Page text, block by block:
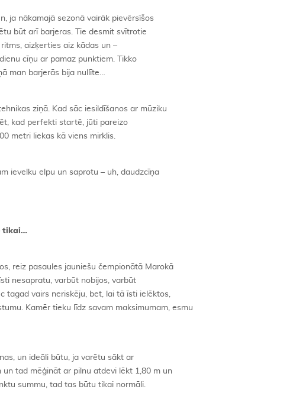
ja nākamajā sezonā vairāk pievērsīšos
būt arī barjeras. Tie desmit svītrotie
aizķerties aiz kādas un –
cīņu ar pamaz punktiem. Tikko
man barjerās bija nullīte…
ziņā. Kad sāc iesildīšanos ar mūziku
kad perfekti startē, jūti pareizo
metri liekas kā viens mirklis.
ievelku elpu un saprotu – uh, daudzcīņa
tikai…
reiz pasaules jauniešu čempionātā Marokā
nesapratu, varbūt nobijos, varbūt
tagad vairs neriskēju, bet, lai tā īsti ielēktos,
Kamēr tieku līdz savam maksimumam, esmu
un ideāli būtu, ja varētu sākt ar
tad mēģināt ar pilnu atdevi lēkt 1,80 m un
summu, tad tas būtu tikai normāli.